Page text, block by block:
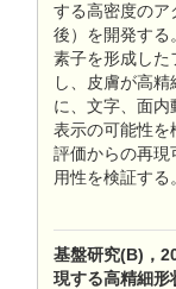
する高密度の
後）を開発する
素子を形成した
し、皮膚が高
に、文字、面内
表示の可能性を
評価からの再現
用性を検証する。
基盤研究(B)，
現する高精細形